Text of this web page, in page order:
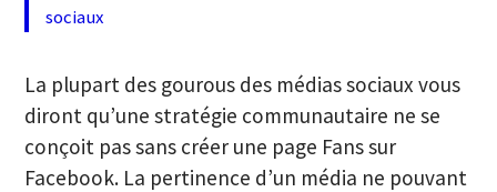
sociaux
La plupart des gourous des médias sociaux vous
diront qu’une stratégie communautaire ne se
conçoit pas sans créer une page Fans sur
Facebook. La pertinence d’un média ne pouvant